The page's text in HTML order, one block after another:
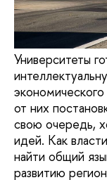
Университеты
от них
свою очередь,
идей. Как
найти общий
развитию